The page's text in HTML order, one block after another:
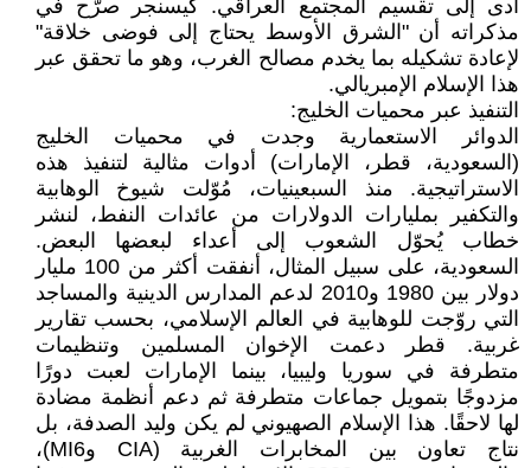
أدى إلى تقسيم المجتمع العراقي. كيسنجر صرّح في
مذكراته أن "الشرق الأوسط يحتاج إلى فوضى خلاقة"
لإعادة تشكيله بما يخدم مصالح الغرب، وهو ما تحقق عبر
هذا الإسلام الإمبريالي.
التنفيذ عبر محميات الخليج:
الدوائر الاستعمارية وجدت في محميات الخليج
(السعودية، قطر، الإمارات) أدوات مثالية لتنفيذ هذه
الاستراتيجية. منذ السبعينيات، مُوّلت شيوخ الوهابية
والتكفير بمليارات الدولارات من عائدات النفط، لنشر
خطاب يُحوّل الشعوب إلى أعداء لبعضها البعض.
السعودية، على سبيل المثال، أنفقت أكثر من 100 مليار
دولار بين 1980 و2010 لدعم المدارس الدينية والمساجد
التي روّجت للوهابية في العالم الإسلامي، بحسب تقارير
غربية. قطر دعمت الإخوان المسلمين وتنظيمات
متطرفة في سوريا وليبيا، بينما الإمارات لعبت دورًا
مزدوجًا بتمويل جماعات متطرفة ثم دعم أنظمة مضادة
لها لاحقًا. هذا الإسلام الصهيوني لم يكن وليد الصدفة، بل
نتاج تعاون بين المخابرات الغربية (CIA وMI6)،